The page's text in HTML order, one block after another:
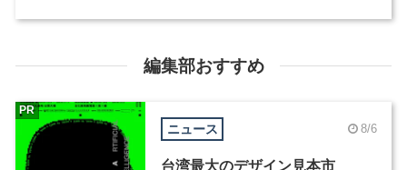
編集部おすすめ
ニュース 8/6
台湾最大のデザイン見本市
PR